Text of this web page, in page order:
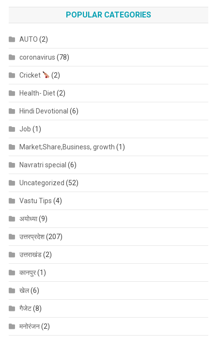
POPULAR CATEGORIES
AUTO (2)
coronavirus (78)
Cricket (2)
Health- Diet(2)
Hindi Devotional (6)
Job (1)
Market;Share,Business, growth (1)
Navratri special (6)
Uncategorized (52)
Vastu Tips (4)
अयोध्या(9)
उत्तरप्रदेश(207)
उत्तराखंड(2)
कानपुर(1)
खेल(6)
गैजेट(8)
मनोरंजन(2)